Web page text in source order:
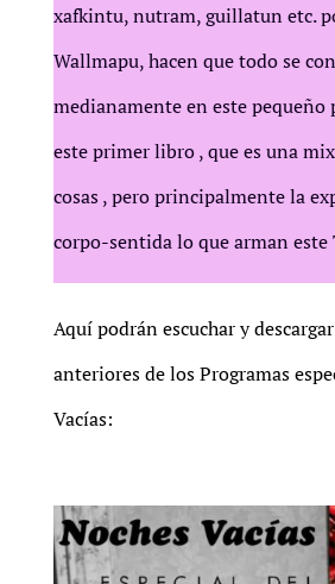
xafkintu, nutram, guillatun etc.
Wallmapu, hacen que todo se
medianamente en este
este primer libro , que es una
cosas , pero principalmente la
corpo-sentida lo que arman este
Aquí podrán escuchar y
anteriores de los Programas
Vacías: